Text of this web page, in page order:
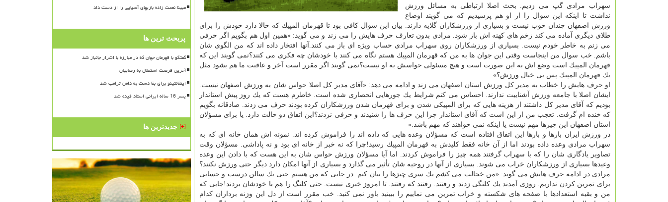
سهراب مرادی گپ می زدیم. بحث اصلا ارتباطی به مسائل ورزش
نداشت تا اینكه این سوال را از او هم پرسیدیم كه می گویند اوضاع
ورزش اصفهان چندان خوب نیست و بسیاری از ورزشكاران گلایه دارند. بیان این سوال كافی بود تا قهرمان المپیك كه حالا دارد خودش را برای
طلای دیگری آماده می كند زخم های كهنه اش باز شود. مرادی بدون تعارف حرف هایش را می زند و می گوید: «همین اول هم بگویم اگر حرفی
می زنم به خاطر خودم نیست. بسیاری از ورزشكاران روی سهراب مرادی حساب ویژه ای باز می كنند.آنها افتخار داده اند كه من الگوی شان
باشم. خب سوال من اینجاست وقتی این جوان ها به من كه قهرمان المپیك هستم نگاه می كنند با خودشان چه فكری می كنند؟نمی گویند این كه
قهرمان المپیك است وضع اش به این صورت است و هیچ مسئولی حواسش به او نیست؟نمی گویند اگر مقرر است آخر و عاقبت ما هم بشود مثل
یك قهرمان المپیك پس بی خیال ورزش؟»
او حرف هایش را خطاب به مدیر كل ورزش استان اصفهان می زند و ادامه می دهد: «آقای مدیر كل اصلا حواس شان به ورزش اصفهان نیست.
ایشان اصلا با جامعه ورزش آشناییت ندارند. احساس می كنم شرایط یك جورهایی انحصاری شده است. خاطرم هست كه یك روز پیش استاندار
بودیم كه آقای مدیر كل داشتند از هزینه هایی كه برای المپیكی شدن و برای قهرمان شدن ورزشكاران كرده بودند حرف می زدند. صادقانه بگویم
كه خنده ام گرفت. تعجب من از این است كه آقای استاندار چرا این حرف ها را شنیدند و حرفی نزدند؟این اتفاق دو حالت دارد. یا برای مسؤلان
استان اصفهان این چیزها مهم نیست یا اینكه نمی خواهند كه مهم باشد.»
در ورزش ایران بارها و بارها این اتفاق افتاده است كه مسؤلان وعده هایی كه داده اند را فراموش كرده اند. نمونه اش همان خانه ای كه به
سهراب مرادی وعده داده بودند اما از آن خانه فقط كلیدش به قهرمان المپیك رسید!چرا كه نه خبر از خانه ای بود و نه پاداشی. مسؤلان وقت
تصاویر یادگاری شان را كه با سهراب گرفتند همه چیز را فراموش كردند. اما آیا مسؤلان ورزش حواس شان به این هست كه با دادن این وعده
وعیدها بسیاری از ورزشكاران خراب می شوند. بسیاری از آنها در روحیه شان تأثیر می گذارد و بسیاری از آنها امكان دارد دیگر حتی ورزش نكنند؟
مرادی در ادامه حرف هایش می گوید: «من خجالت می كشم یك سری چیزها را بیان كنم. در جایی كه من هستم حتی یك سالن درست و حسابی
برای تمرین كردن نداریم. روزی آمدند یك كلنگی زدند و رفتند. رفتند كه رفتند. تا امروز خبری نیست. حتی كلنگ را هم با خودشان بردند!جایی كه
من و بقیه استعدادها با صفحه های شكسته و خراب تمرین می نماییم را ببینید باور نمی كنید. خب مقرر است از دل این وزنه برداران كدام
مبینا نعمت زاده بازیهای آسیایی را از دست داد
پربحث ترین ها
گفتگو با قهرمان جهان که در مبارزه با اشرار جانباز شد
آخرین فرصت استقلال به رضاییان
اینفانتینو برای بقا دست به دامن ترامپ شد
پسر 16 ساله ایرانی استاد فیده شد
جدیدترین ها